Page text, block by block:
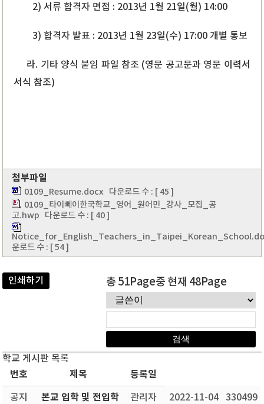
2) 서류 합격자 면접 : 2013년 1월 21일(월) 14:00
3) 합격자 발표 : 2013년 1월 23일(수) 17:00 개별 통보
라. 기타 양식 붙임 파일 참조 (영문 공고문과 영문 이력서
서식 참조)
첨부파일
0109_Resume.docx 다운로드 수 : [ 45 ]
0109_타이뻬이한국학교_영어_원어민_강사_모집_공
고.hwp 다운로드 수 : [ 40 ]
운로드 수 : [ 54 ]
인쇄하기 총 51Page중 현재 48Page
학교 게시판 목록
번호 제목 등록일
공지
본교 입학 및 전입학
관리자 2022-11-04 330499